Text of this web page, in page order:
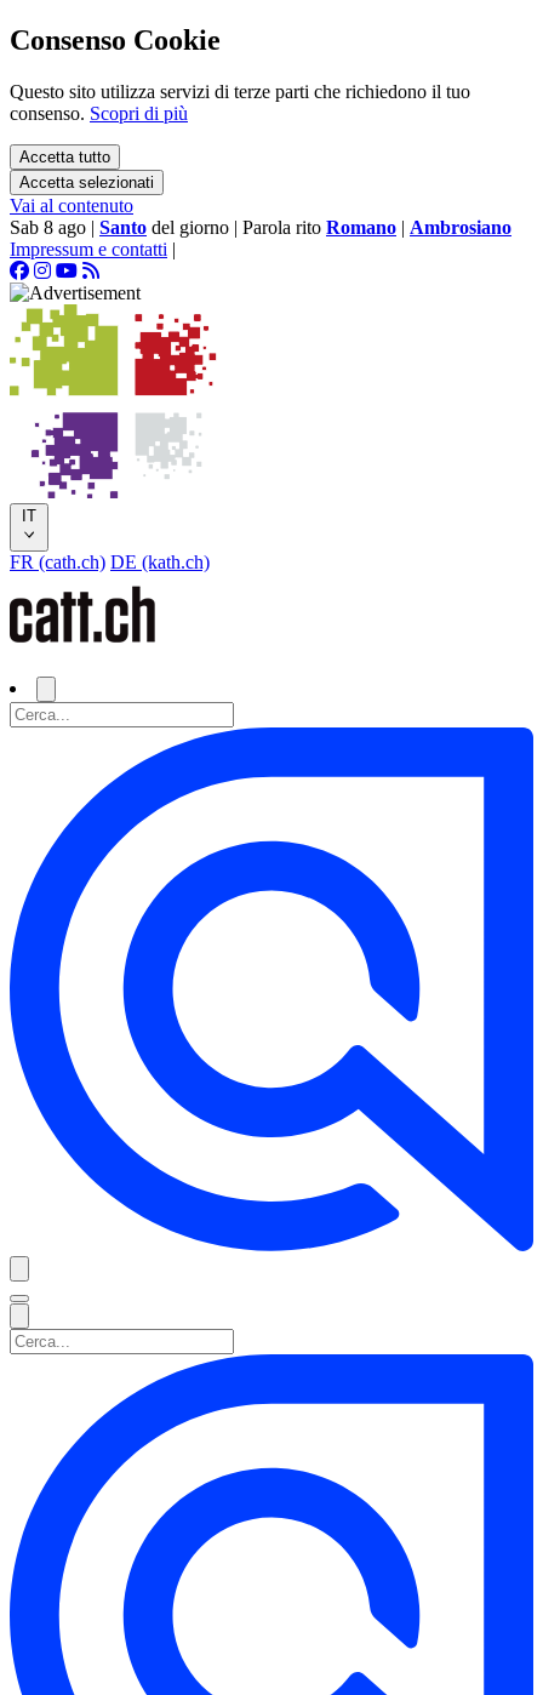
Consenso Cookie
Questo sito utilizza servizi di terze parti che richiedono il tuo
consenso. Scopri di più
Accetta tutto
Accetta selezionati
Vai al contenuto
Sab 8 ago | Santo del giorno | Parola rito Romano | Ambrosiano
Impressum e contatti |
IT
FR (cath.ch) DE (kath.ch)